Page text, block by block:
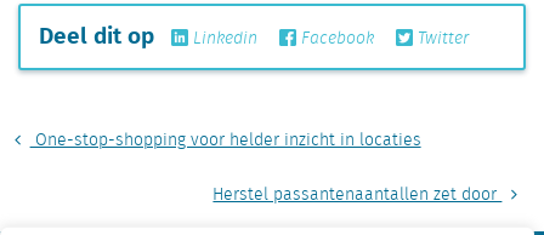
Deel dit op Linkedin Facebook Twitter
One-stop-shopping voor helder inzicht in locaties
Herstel passantenaantallen zet door